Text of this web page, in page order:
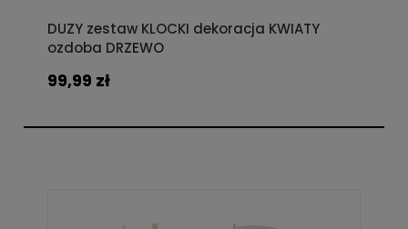
DUZY zestaw KLOCKI dekoracja KWIATY
ozdoba DRZEWO
99,99 zł